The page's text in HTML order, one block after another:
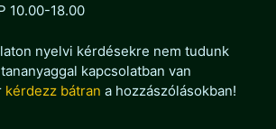
10.00-18.00
nyelvi kérdésekre nem tudunk
kapcsolatban van
kérdezz bátran a hozzászólásokban!